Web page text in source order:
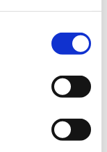
actief te
(fingerprinting)
detailgedeelte in.